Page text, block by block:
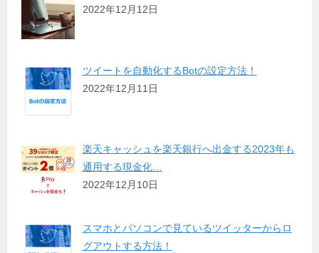
2022年12月12日
ツイートを自動化するBotの設定方法！
2022年12月11日
楽天キャッシュを楽天銀行へ出金する2023年も
通用する現金化…
2022年12月10日
スマホとパソコンで見ているツイッターからロ
グアウトする方法！